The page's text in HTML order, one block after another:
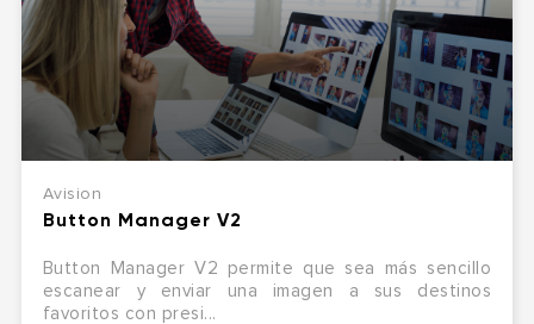
Avision
Button Manager V2
Button Manager V2 permite que sea más sencillo
escanear y enviar una imagen a sus destinos
favoritos con presi...